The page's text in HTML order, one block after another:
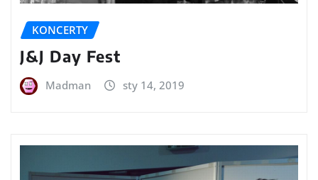
KONCERTY
J&J Day Fest
Madman sty 14, 2019